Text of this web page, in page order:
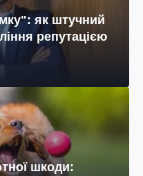
як штучний
репутацією
шкоди: